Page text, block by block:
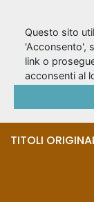
The
hours
TITOLI
Questo sito
'Acconsento',
link o
acconsenti al